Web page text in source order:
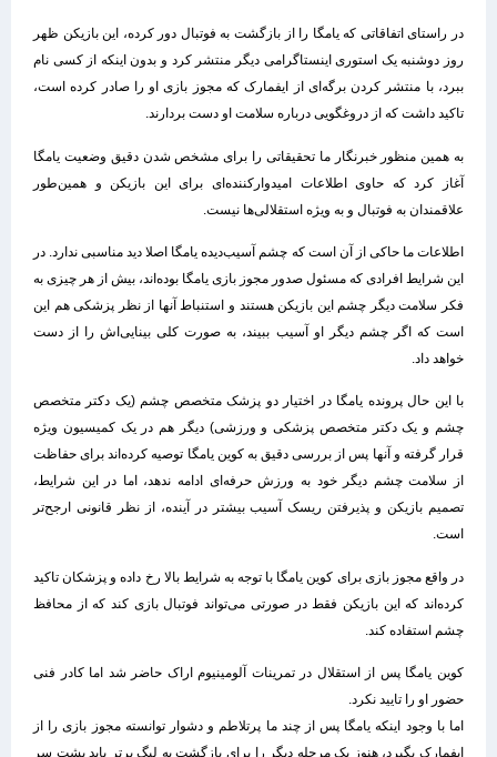
در راستای اتفاقاتی که یامگا را از بازگشت به فوتبال دور کرده، این بازیکن ظهر
روز دوشنبه یک استوری اینستاگرامی دیگر منتشر کرد و بدون اینکه از کسی نام
ببرد، با منتشر کردن برگه‌ای از ایفمارک که مجوز بازی او را صادر کرده است،
تاکید داشت که از دروغگویی درباره سلامت او دست بردارند.
به همین منظور خبرنگار ما تحقیقاتی را برای مشخص شدن دقیق وضعیت یامگا
آغاز کرد که حاوی اطلاعات امیدوارکننده‌ای برای این بازیکن و همین‌طور
علاقمندان به فوتبال و به ویژه استقلالی‌ها نیست.
اطلاعات ما حاکی از آن است که چشم آسیب‌دیده یامگا اصلا دید مناسبی ندارد. در
این شرایط افرادی که مسئول صدور مجوز بازی یامگا بوده‌اند، بیش از هر چیزی به
فکر سلامت دیگر چشم این بازیکن هستند و استنباط آنها از نظر پزشکی هم این
است که اگر چشم دیگر او آسیب ببیند، به صورت کلی بینایی‌اش را از دست
خواهد داد.
با این حال پرونده یامگا در اختیار دو پزشک متخصص چشم (یک دکتر متخصص
چشم و یک دکتر متخصص پزشکی و ورزشی) دیگر هم در یک کمیسیون ویژه
قرار گرفته و آنها پس از بررسی دقیق به کوین یامگا توصیه کرده‌اند برای حفاظت
از سلامت چشم دیگر خود به ورزش حرفه‌ای ادامه ندهد، اما در این شرایط،
تصمیم بازیکن و پذیرفتن ریسک آسیب بیشتر در آینده، از نظر قانونی ارجح‌تر
است.
در واقع مجوز بازی برای کوین یامگا با توجه به شرایط بالا رخ داده و پزشکان تاکید
کرده‌اند که این بازیکن فقط در صورتی می‌تواند فوتبال بازی کند که از محافظ
چشم استفاده کند.
کوین یامگا پس از استقلال در تمرینات آلومینیوم اراک حاضر شد اما کادر فنی
حضور او را تایید نکرد.
اما با وجود اینکه یامگا پس از چند ما پرتلاطم و دشوار توانسته مجوز بازی را از
ایفمارک بگیرد، هنوز یک مرحله دیگر را برای بازگشت به لیگ برتر باید پشت سر